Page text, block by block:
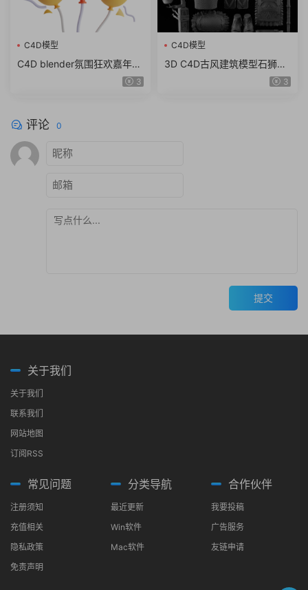
C4D模型
C4D blender氛围狂欢嘉年华
锣鼓棉花糖图标fbx obj模型3
C4D模型
3D C4D古风建筑模型石狮龙
斗篷石头酒壶木屐蟾蜍 obj z3
评论 0
提交
关于我们
关于我们
联系我们
网站地图
订阅RSS
常见问题
注册须知
充值相关
隐私政策
免责声明
分类导航
最近更新
Win软件
Mac软件
合作伙伴
我要投稿
广告服务
友链申请